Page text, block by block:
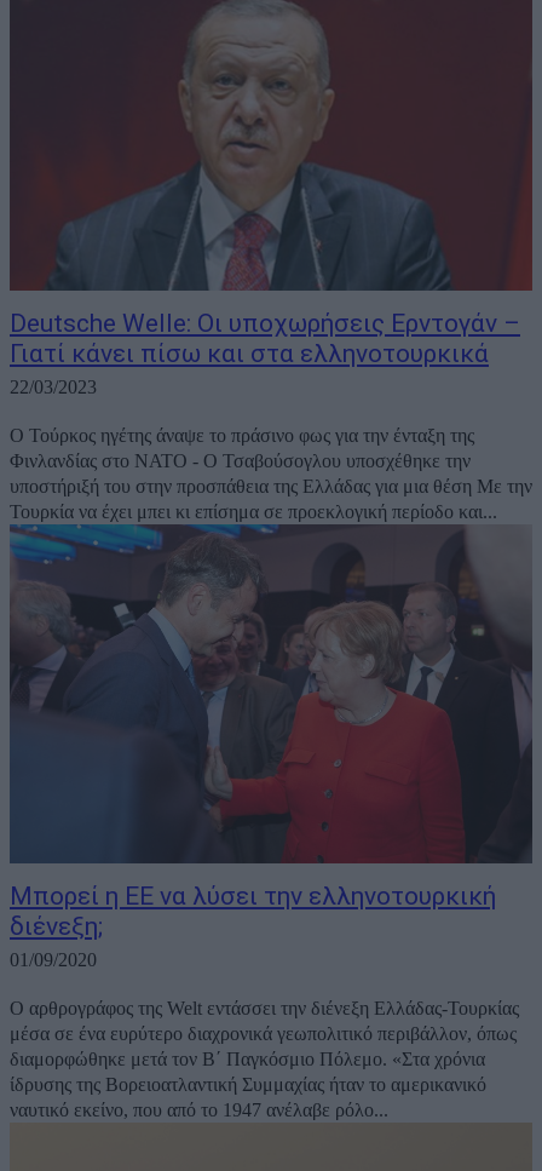
Deutsche Welle: Oι υποχωρήσεις Ερντογάν –
Γιατί κάνει πίσω και στα ελληνοτουρκικά
22/03/2023
Ο Τούρκος ηγέτης άναψε το πράσινο φως για την ένταξη της
Φινλανδίας στο ΝΑΤΟ - Ο Τσαβούσογλου υποσχέθηκε την
υποστήριξή του στην προσπάθεια της Ελλάδας για μια θέση Με την
Τουρκία να έχει μπει κι επίσημα σε προεκλογική περίοδο και...
Μπορεί η ΕΕ να λύσει την ελληνοτουρκική
διένεξη;
01/09/2020
Ο αρθρογράφος της Welt εντάσσει την διένεξη Ελλάδας-Τουρκίας
μέσα σε ένα ευρύτερο διαχρονικά γεωπολιτικό περιβάλλον, όπως
διαμορφώθηκε μετά τον Β΄ Παγκόσμιο Πόλεμο. «Στα χρόνια
ίδρυσης της Βορειοατλαντική Συμμαχίας ήταν το αμερικανικό
ναυτικό εκείνο, που από το 1947 ανέλαβε ρόλο...